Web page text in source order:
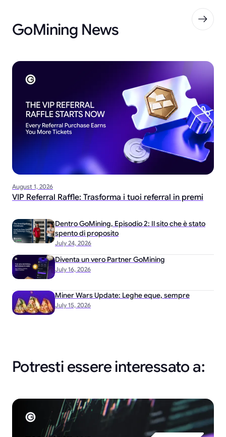
GoMining News
August 1, 2026
VIP Referral Raffle: Trasforma i tuoi referral in premi
July 24, 2026
Dentro GoMining, Episodio 2: Il sito che è stato
spento di proposito
July 16, 2026
Diventa un vero Partner GoMining
July 15, 2026
Miner Wars Update: Leghe eque, sempre
Potresti essere interessato a: